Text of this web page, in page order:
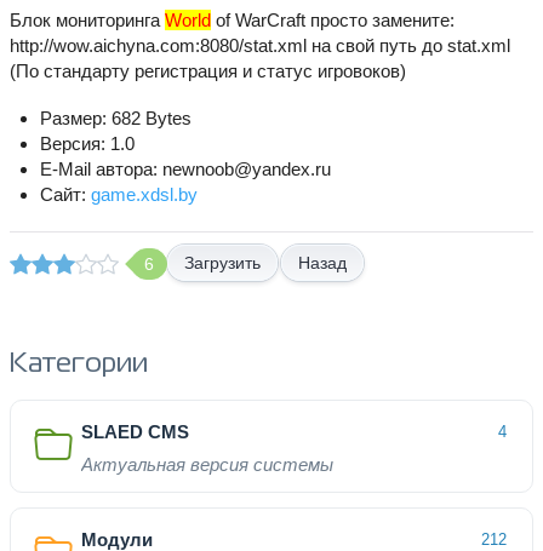
Блок мониторинга World of WarCraft просто замените:
http://wow.aichyna.com:8080/stat.xml на свой путь до stat.xml
(По стандарту регистрация и статус игровоков)
Размер: 682 Bytes
Версия: 1.0
E-Mail автора: newnoob@yandex.ru
Сайт: game.xdsl.by
6 Назад
Категории
SLAED CMS 4
Актуальная версия системы
Модули 212